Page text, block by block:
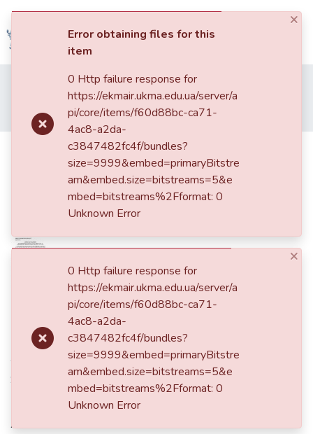
Communities
Collections
All of DSpace
013. Видання НаУКМА
Наукові записки НаУКМА
143: Історичні науки
«Киевская академия, по назначению своему для духовенства…»? : Контингент могилянських спудеїв у XVIII ст.
«Киевская академия, по
назначению своему для
духовенства…»? : Контингент
могилянських спудеїв у XVIII ст.
2013
Authors
Яременко, Максим
Abstract
×
Error obtaining files for this
item
0 Http failure response for
https://ekmair.ukma.edu.ua/server/a
pi/core/items/f60d88bc-ca71-
4ac8-a2da-
c3847482fc4f/bundles?
size=9999&embed=primaryBitstre
am&embed.size=bitstreams=5&e
mbed=bitstreams%2Fformat: 0
Unknown Error
×
0 Http failure response for
https://ekmair.ukma.edu.ua/server/a
pi/core/items/f60d88bc-ca71-
4ac8-a2da-
c3847482fc4f/bundles?
size=9999&embed=primaryBitstre
am&embed.size=bitstreams=5&e
mbed=bitstreams%2Fformat: 0
Unknown Error